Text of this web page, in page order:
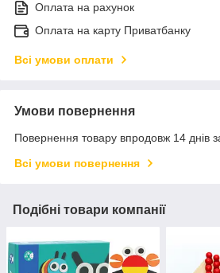
Оплата на рахунок
Оплата на карту Приватбанку
Всі умови оплати
Умови повернення
Повернення товару впродовж 14 днів
Всі умови повернення
Подібні товари компанії